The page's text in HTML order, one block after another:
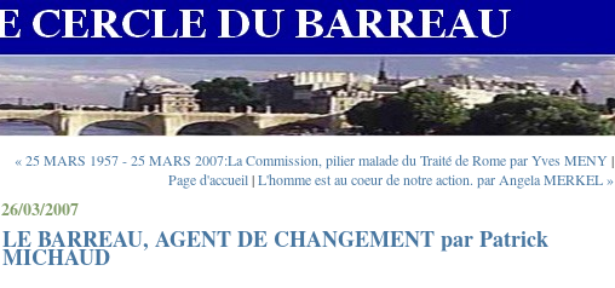
« 25 MARS 1957 - 25 MARS 2007:La Commission, pilier malade du Traité de Rome par Yves MENY|
Page d'accueil|L'homme est au coeur de notre action. par Angela MERKEL »
26/03/2007
LE BARREAU, AGENT DE CHANGEMENT par Patrick
MICHAUD